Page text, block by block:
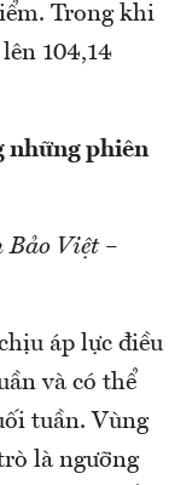
Trong khi
104,14
những phiên
Bảo Việt –
áp lực điều
và có thể
tuần. Vùng
là ngưỡng